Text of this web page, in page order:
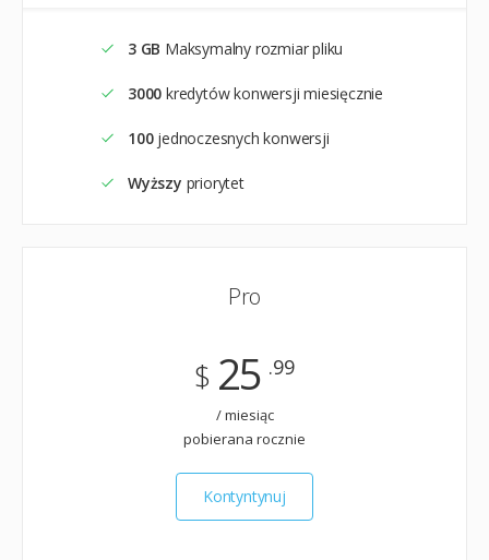
3 GB Maksymalny rozmiar pliku
3000 kredytów konwersji miesięcznie
100jednoczesnych konwersji
Wyższy priorytet
Pro
$ 25 .99
/ miesiąc
pobierana rocznie
Kontyntynuj